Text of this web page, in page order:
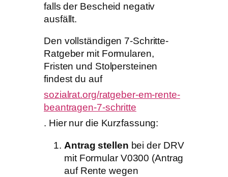
falls der Bescheid negativ
ausfällt.
Den vollständigen 7-Schritte-
Ratgeber mit Formularen,
Fristen und Stolpersteinen
findest du auf
sozialrat.org/ratgeber-em-rente-
beantragen-7-schritte
. Hier nur die Kurzfassung:
Antrag stellen bei der DRV
mit Formular V0300 (Antrag
auf Rente wegen